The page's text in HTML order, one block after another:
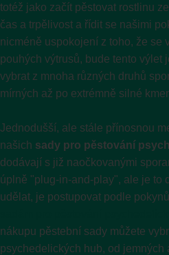
totéž jako začít pěstovat rostlinu
čas a trpělivost a řídit se našimi
nicméně uspokojení z toho, že se
pouhých výtrusů, bude tento výlet
vybrat z mnoha různých druhů
mírných až po extrémně silné
Jednodušší, ale stále přínosnou
našich sady pro pěstování
dodávají s již naočkovanými
úplně "plug-in-and-play", ale je to
udělat, je postupovat podle
nákupu pěstební sady můžete
psychedelických hub, od jemných